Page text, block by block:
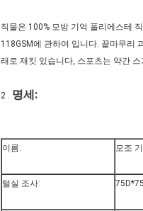
직물은 100% 모방 기억 폴리에스테
118GSM에 관하여 입니다. 끝마무리
래로 재킷 있습니다, 스포츠는 약간
2 . 명세:
이름: 모조
털실 조사: